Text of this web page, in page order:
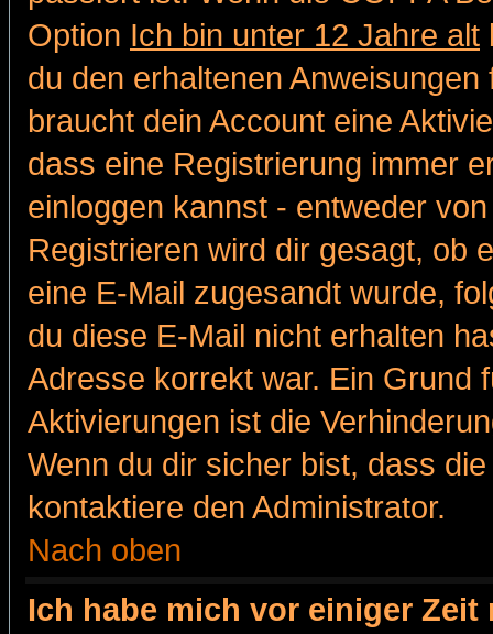
Option Ich bin unter 12 Jahre alt
du den erhaltenen
braucht dein Account eine
dass eine Registrierung immer
einloggen kannst - entweder
Registrieren wird dir gesagt, ob
eine E-Mail zugesandt wurde,
du diese E-Mail nicht erhalten
Adresse korrekt war. Ein Grund
Aktivierungen ist die
Wenn du dir sicher bist, dass
kontaktiere den Administrator.
Nach oben
Ich habe mich vor einiger